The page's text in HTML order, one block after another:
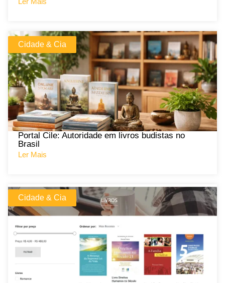
Cidade & Cia
Portal Cile: Autoridade em livros budistas no
Brasil
Ler Mais
Cidade & Cia